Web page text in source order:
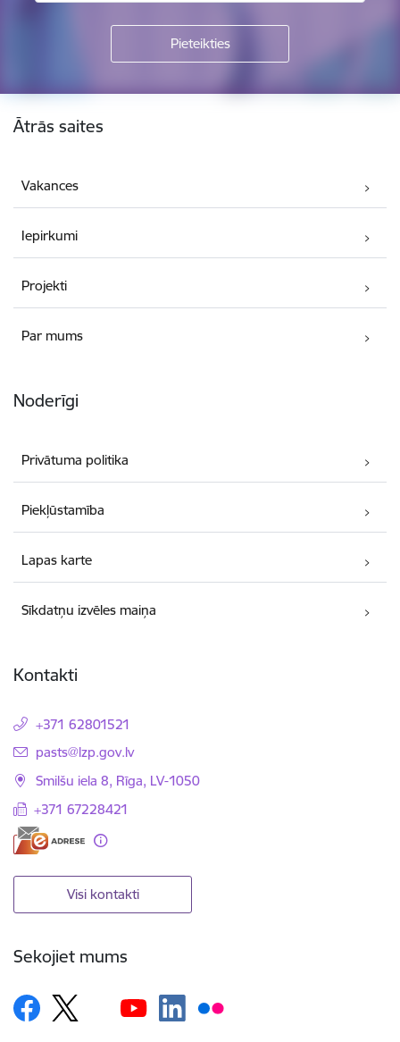
Kājene
Ātrās saites
Vakances
Iepirkumi
Projekti
Par mums
Noderīgi
Privātuma politika
Piekļūstamība
Lapas karte
Sīkdatņu izvēles maiņa
Kontakti
+371 62801521
E-pasts:
pasts@lzp.gov.lv
Smilšu iela 8, Rīga, LV-1050
+371 67228421
Visi kontakti
Sekojiet mums